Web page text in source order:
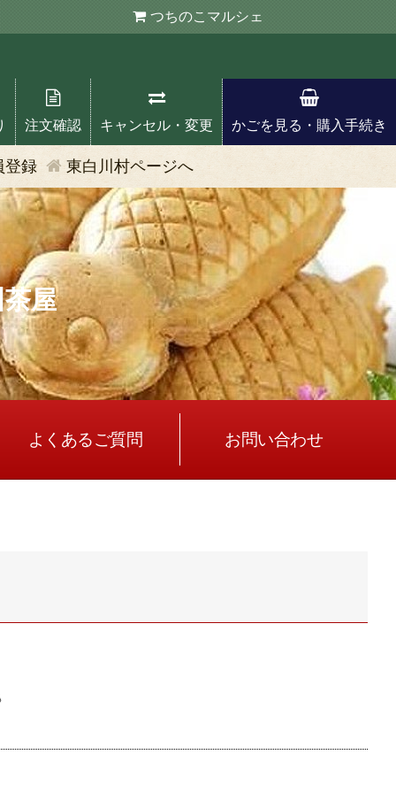
つちのこ マルシェ
注文確認 キャンセル・変更 かごを見る・購入手続き
登録 東白川村ページへ
屋
よくあるご質問 お問い合わせ